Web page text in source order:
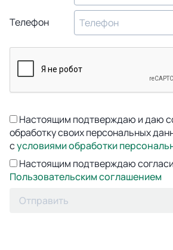
Телефон
Настоящим подтверждаю и даю
обработку своих персональных
сусловиями обработки
Настоящим подтверждаю
Пользовательским соглашением
Отправить